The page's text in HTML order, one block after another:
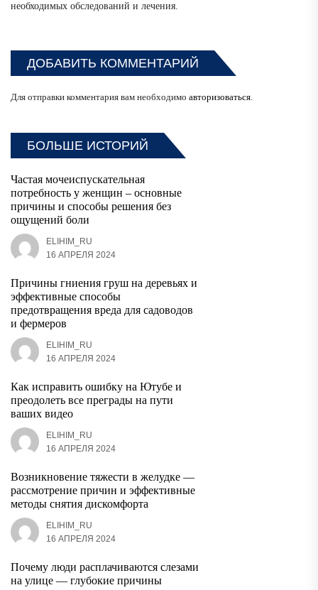
необходимых обследований и лечения.
ДОБАВИТЬ КОММЕНТАРИЙ
Для отправки комментария вам необходимо авторизоваться.
БОЛЬШЕ ИСТОРИЙ
Частая мочеиспускательная
потребность у женщин – основные
причины и способы решения без
ощущений боли
ELIHIM_RU
16 АПРЕЛЯ 2024
Причины гниения груш на деревьях и
эффективные способы
предотвращения вреда для садоводов
и фермеров
ELIHIM_RU
16 АПРЕЛЯ 2024
Как исправить ошибку на Ютубе и
преодолеть все преграды на пути
ваших видео
ELIHIM_RU
16 АПРЕЛЯ 2024
Возникновение тяжести в желудке —
рассмотрение причин и эффективные
методы снятия дискомфорта
ELIHIM_RU
16 АПРЕЛЯ 2024
Почему люди расплачиваются слезами
на улице — глубокие причины